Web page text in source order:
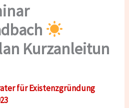
Kurzanleitun
für Existenzgründung